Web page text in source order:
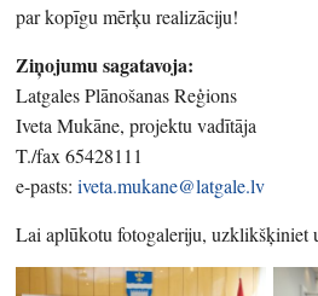
par kopīgu mērķu realizāciju!
Ziņojumu sagatavoja:
Latgales Plānošanas Reģions
Iveta Mukāne, projektu vadītāja
T./fax 65428111
e-pasts:iveta.mukane@latgale.lv
Lai aplūkotu fotogaleriju, uzklikšķiniet